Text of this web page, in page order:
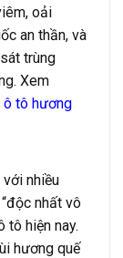
oải
an thần, và
trùng
Xem
ô tô hương
nhiều
nhất vô
tô hiện nay.
hương quế